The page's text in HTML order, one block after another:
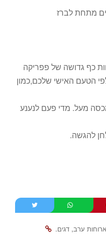
כף גדושה של פפריקה
הטעם האישי שלכם,כמון
מעל. מדי פעם לנענע
להגשה.
ארוחות ערב, דגים.